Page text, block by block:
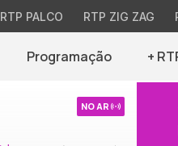
RTP PALCO RTP ZIG ZAG
Programação +
NO AR